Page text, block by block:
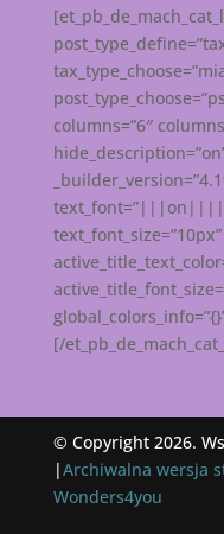
columns=”6″
text_font_size=”10px”
[/
© Copyright 2026.
|Archiwalna wersja
Wonders4you